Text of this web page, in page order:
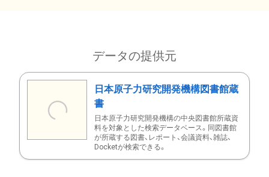
データの提供元
日本原子力研究開発機構図書館蔵
書
日本原子力研究開発機構の中央図書館所蔵資
料を対象とした検索データベース。同図書館
が所蔵する図書、レポート、会議資料、雑誌、
Docketが検索できる。